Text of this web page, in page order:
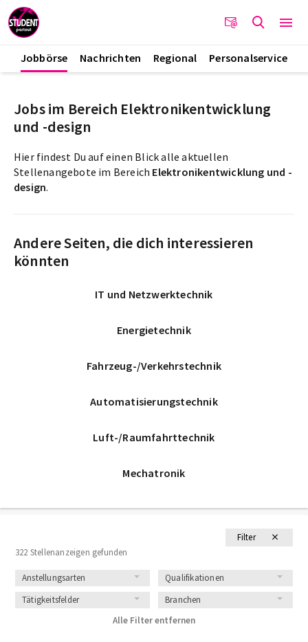
Jobbörse Nachrichten Regional Personalservice
Filter
322 Stellenanzeigen gefunden
Anstellungsarten
Qualifikationen
Tätigkeitsfelder
Branchen
Alle Filter entfernen
Jobs im Bereich Elektronikentwicklung
und -design
Hier findest Du auf einen Blick alle aktuellen
Stellenangebote im Bereich Elektronikentwicklung und -
design.
Andere Seiten, die dich interessieren
könnten
IT und Netzwerktechnik
Energietechnik
Fahrzeug-/Verkehrstechnik
Automatisierungstechnik
Luft-/Raumfahrttechnik
Mechatronik